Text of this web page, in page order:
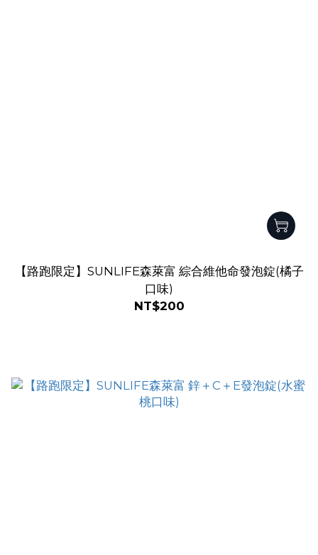
【路跑限定】SUNLIFE森萊富 綜合維他命發泡錠(橘子
口味)
NT$200